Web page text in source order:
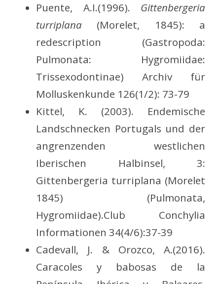
Puente, A.I.(1996). Gittenbergeria
turriplana (Morelet, 1845): a
redescription (Gastropoda:
Pulmonata: Hygromiidae:
Trissexodontinae) Archiv für
Molluskenkunde 126(1/2): 73-79
Kittel, K. (2003). Endemische
Landschnecken Portugals und der
angrenzenden westlichen
Iberischen Halbinsel, 3:
Gittenbergeria turriplana (Morelet
1845) (Pulmonata,
Hygromiidae).Club Conchylia
Informationen 34(4/6):37-39
Cadevall, J. & Orozco, A.(2016).
Caracoles y babosas de la